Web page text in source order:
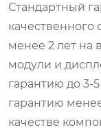
Стандартный
качественного
менее 2 лет на
модули и
гарантию до 3-
гарантию
качестве